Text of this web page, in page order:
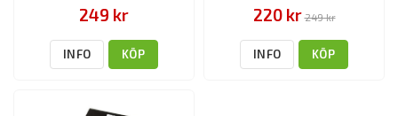
249 kr
INFO KÖP
220 kr 249 kr
INFO KÖP